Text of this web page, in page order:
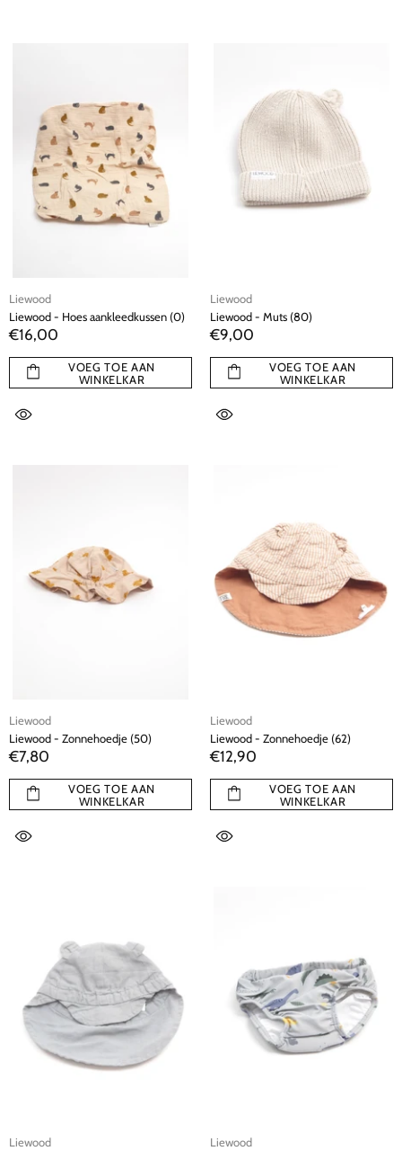
Liewood
Liewood - Hoes aankleedkussen (0)
€16,00
VOEG TOE AAN
WINKELKAR
Liewood
Liewood - Muts (80)
€9,00
VOEG TOE AAN
WINKELKAR
Liewood
Liewood - Zonnehoedje (50)
€7,80
VOEG TOE AAN
WINKELKAR
Liewood
Liewood - Zonnehoedje (62)
€12,90
VOEG TOE AAN
WINKELKAR
Liewood
Liewood